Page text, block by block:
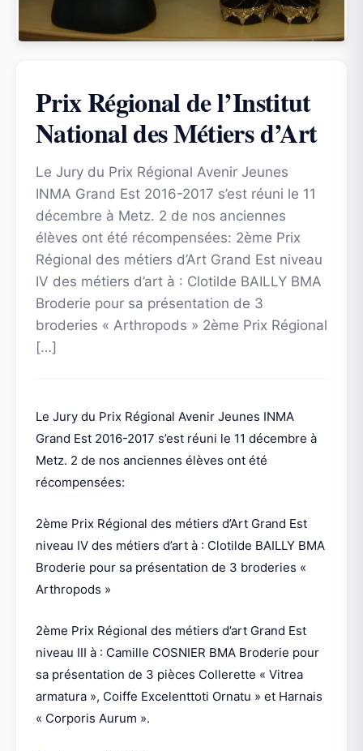
Prix Régional de l’Institut
National des Métiers d’Art
Le Jury du Prix Régional Avenir Jeunes
INMA Grand Est 2016-2017 s’est réuni le 11
décembre à Metz. 2 de nos anciennes
élèves ont été récompensées: 2ème Prix
Régional des métiers d’Art Grand Est niveau
IV des métiers d’art à : Clotilde BAILLY BMA
Broderie pour sa présentation de 3
broderies « Arthropods » 2ème Prix Régional
[…]
Le Jury du Prix Régional Avenir Jeunes INMA
Grand Est 2016-2017 s’est réuni le 11 décembre à
Metz. 2 de nos anciennes élèves ont été
récompensées:
2ème Prix Régional des métiers d’Art Grand Est
niveau IV des métiers d’art à : Clotilde BAILLY BMA
Broderie pour sa présentation de 3 broderies «
Arthropods »
2ème Prix Régional des métiers d’art Grand Est
niveau III à : Camille COSNIER BMA Broderie pour
sa présentation de 3 pièces Collerette « Vitrea
armatura », Coiffe Excelenttoti Ornatu » et Harnais
« Corporis Aurum ».